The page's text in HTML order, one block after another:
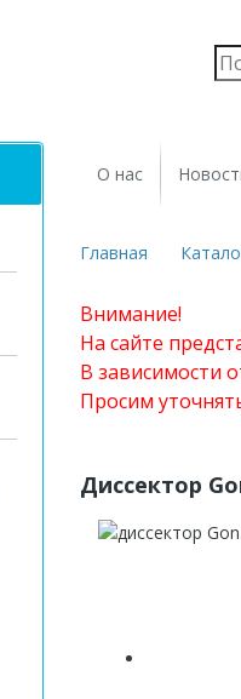
О нас
Главная
Внимание!
На сайте
В зависимости
Просим
Диссектор